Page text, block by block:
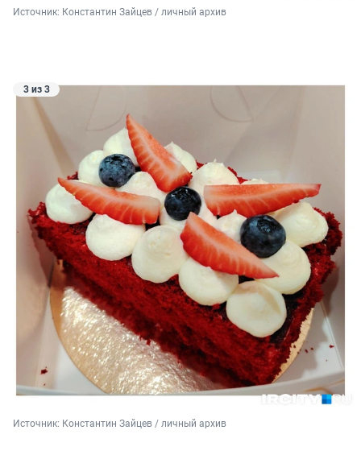
Источник: Константин Зайцев / личный архив
3 из 3
Источник: Константин Зайцев / личный архив